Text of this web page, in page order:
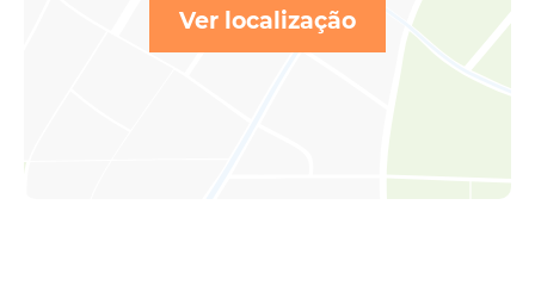
Ver localização